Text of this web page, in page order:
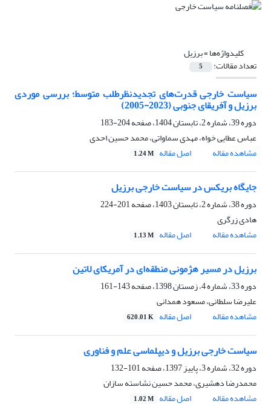
کلیدواژه‌ها =برزیل
تعداد مقالات: 5
سیاست خارجی قدرت‌های تجدیدنظرطلب متوسط؛ بررسی موردی
برزیل و آفریقای جنوبی (2023-2005)
دوره 39، شماره 2، تابستان 1404، صفحه
204-183
عباس عطایی خواه، مهدی سماواتی، محمد حسین احدی
مشاهده مقاله
اصل مقاله 1.24 M
جایگاه بریکس در سیاست خارجی برزیل
دوره 38، شماره 2، تابستان 1403، صفحه
201-224
هادی زرگری
مشاهده مقاله
اصل مقاله 1.13 M
برزیل در مسیر هژمونی منطقه‌ای در آمریکای لاتین
دوره 33، شماره 4، زمستان 1398، صفحه
143-161
علیرضا سلطانی، مسعود همدانی
مشاهده مقاله
اصل مقاله 620.01 K
سیاست‌ خارجی برزیل و دیپلماسی علم و فناوری
دوره 32، شماره 3، پاییز 1397، صفحه
101-132
محمدرضا دهشیری، محمد حسین نشاسته سازان
مشاهده مقاله
اصل مقاله 1.02 M